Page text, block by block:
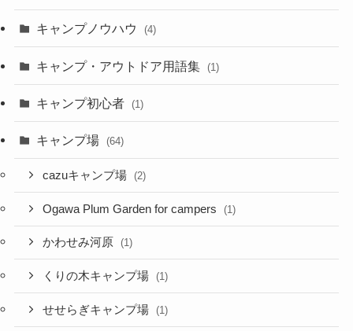
キャンプノウハウ (4)
キャンプ・アウトドア用語集 (1)
キャンプ初心者 (1)
キャンプ場 (64)
cazuキャンプ場 (2)
Ogawa Plum Garden for campers (1)
かわせみ河原 (1)
くりの木キャンプ場 (1)
せせらぎキャンプ場 (1)